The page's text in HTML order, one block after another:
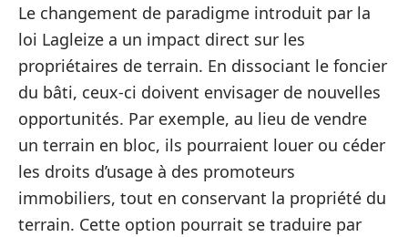
Le changement de paradigme introduit par la
loi Lagleize a un impact direct sur les
propriétaires de terrain. En dissociant le foncier
du bâti, ceux-ci doivent envisager de nouvelles
opportunités. Par exemple, au lieu de vendre
un terrain en bloc, ils pourraient louer ou céder
les droits d’usage à des promoteurs
immobiliers, tout en conservant la propriété du
terrain. Cette option pourrait se traduire par